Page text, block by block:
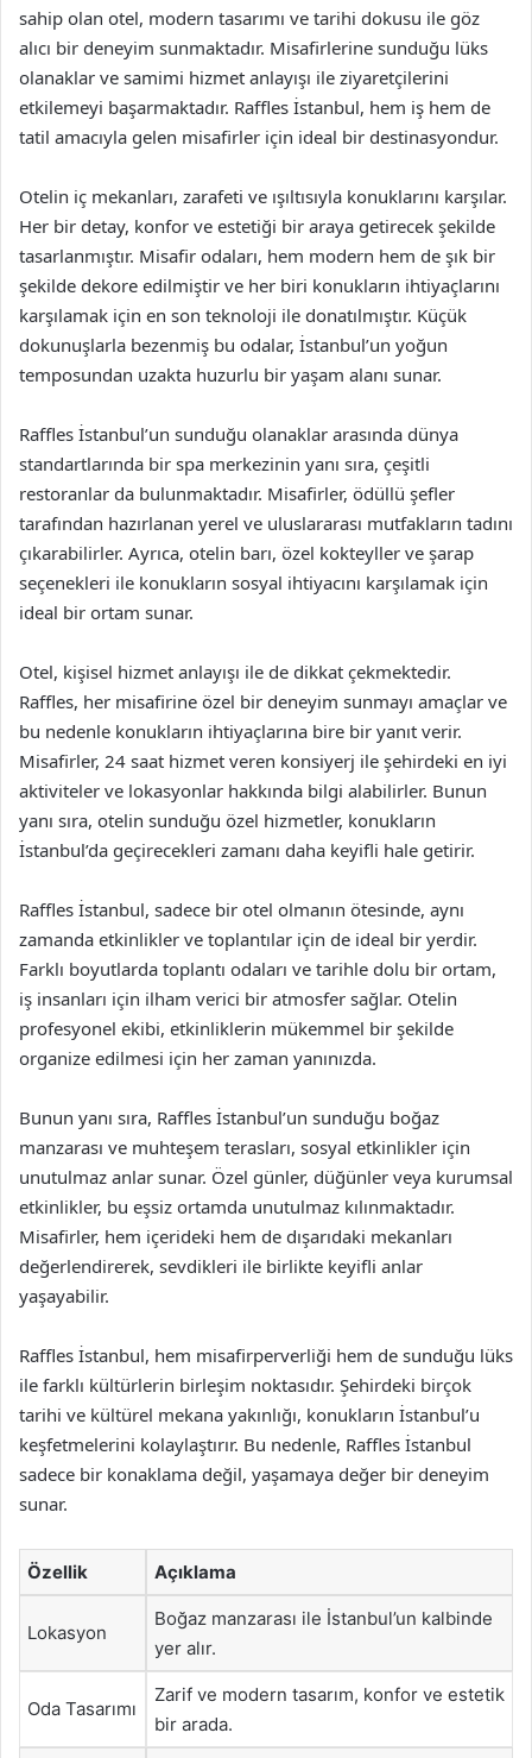
sahip olan otel, modern tasarımı ve tarihi dokusu ile göz
alıcı bir deneyim sunmaktadır. Misafirlerine sunduğu lüks
olanaklar ve samimi hizmet anlayışı ile ziyaretçilerini
etkilemeyi başarmaktadır. Raffles İstanbul, hem iş hem de
tatil amacıyla gelen misafirler için ideal bir destinasyondur.
Otelin iç mekanları, zarafeti ve ışıltısıyla konuklarını karşılar.
Her bir detay, konfor ve estetiği bir araya getirecek şekilde
tasarlanmıştır. Misafir odaları, hem modern hem de şık bir
şekilde dekore edilmiştir ve her biri konukların ihtiyaçlarını
karşılamak için en son teknoloji ile donatılmıştır. Küçük
dokunuşlarla bezenmiş bu odalar, İstanbul’un yoğun
temposundan uzakta huzurlu bir yaşam alanı sunar.
Raffles İstanbul’un sunduğu olanaklar arasında dünya
standartlarında bir spa merkezinin yanı sıra, çeşitli
restoranlar da bulunmaktadır. Misafirler, ödüllü şefler
tarafından hazırlanan yerel ve uluslararası mutfakların tadını
çıkarabilirler. Ayrıca, otelin barı, özel kokteyller ve şarap
seçenekleri ile konukların sosyal ihtiyacını karşılamak için
ideal bir ortam sunar.
Otel, kişisel hizmet anlayışı ile de dikkat çekmektedir.
Raffles, her misafirine özel bir deneyim sunmayı amaçlar ve
bu nedenle konukların ihtiyaçlarına bire bir yanıt verir.
Misafirler, 24 saat hizmet veren konsiyerj ile şehirdeki en iyi
aktiviteler ve lokasyonlar hakkında bilgi alabilirler. Bunun
yanı sıra, otelin sunduğu özel hizmetler, konukların
İstanbul’da geçirecekleri zamanı daha keyifli hale getirir.
Raffles İstanbul, sadece bir otel olmanın ötesinde, aynı
zamanda etkinlikler ve toplantılar için de ideal bir yerdir.
Farklı boyutlarda toplantı odaları ve tarihle dolu bir ortam,
iş insanları için ilham verici bir atmosfer sağlar. Otelin
profesyonel ekibi, etkinliklerin mükemmel bir şekilde
organize edilmesi için her zaman yanınızda.
Bunun yanı sıra, Raffles İstanbul’un sunduğu boğaz
manzarası ve muhteşem terasları, sosyal etkinlikler için
unutulmaz anlar sunar. Özel günler, düğünler veya kurumsal
etkinlikler, bu eşsiz ortamda unutulmaz kılınmaktadır.
Misafirler, hem içerideki hem de dışarıdaki mekanları
değerlendirerek, sevdikleri ile birlikte keyifli anlar
yaşayabilir.
Raffles İstanbul, hem misafirperverliği hem de sunduğu lüks
ile farklı kültürlerin birleşim noktasıdır. Şehirdeki birçok
tarihi ve kültürel mekana yakınlığı, konukların İstanbul’u
keşfetmelerini kolaylaştırır. Bu nedenle, Raffles İstanbul
sadece bir konaklama değil, yaşamaya değer bir deneyim
sunar.
Özellik Açıklama
Lokasyon
Boğaz manzarası ile İstanbul’un kalbinde
yer alır.
Oda Tasarımı
Zarif ve modern tasarım, konfor ve estetik
bir arada.